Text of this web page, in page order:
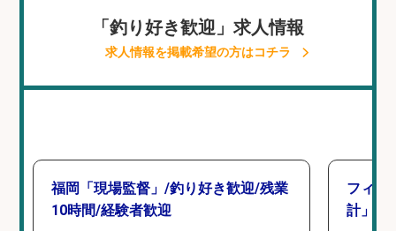
「釣り好き歓迎」求人情報
求人情報を掲載希望の方はコチラ
福岡「現場監督」/釣り好き歓迎/残業
10時間/経験者歓迎
フィッ
計」